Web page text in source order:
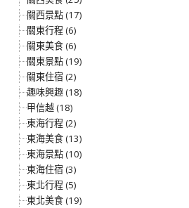
關西景點 (17)
關東行程 (6)
關東美食 (6)
關東景點 (19)
關東住宿 (2)
趣味興趣 (18)
甲信越 (18)
東海行程 (2)
東海美食 (13)
東海景點 (10)
東海住宿 (3)
東北行程 (5)
東北美食 (19)